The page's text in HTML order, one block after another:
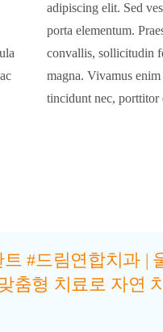
adipiscing elit. Sed
porta elementum.
convallis, sollicitudin
magna. Vivamus
tincidunt nec, porttitor
#드림연합치과 |
춤형 치료로 자연